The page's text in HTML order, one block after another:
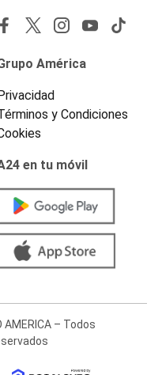
América
Privacidad
y Condiciones
en tu móvil
– Todos